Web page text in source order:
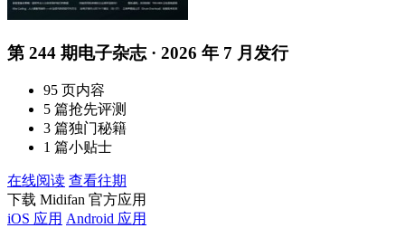
第 244 期电子杂志 · 2026 年 7 月发行
95 页内容
5 篇抢先评测
3 篇独门秘籍
1 篇小贴士
在线阅读 查看往期
下载 Midifan 官方应用
iOS 应用 Android 应用